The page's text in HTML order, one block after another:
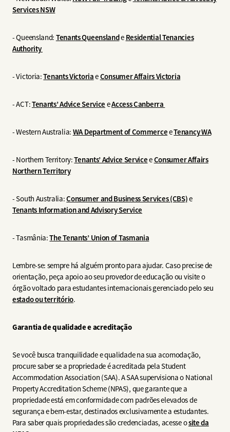
Services NSW
- Queensland: Tenants Queenslande Residential Tenancies
Authority
- Victoria:Tenants VictoriaeConsumer Affairs Victoria
- ACT:Tenants’ Advice Service eAccess Canberra
- Western Australia: WA Department of CommerceeTenancy WA
- Northern Territory:Tenants’ Advice ServiceeConsumer Affairs
Northern Territory
- South Australia:Consumer and Business Services (CBS)e
Tenants Information and Advisory Service
- Tasmânia:The Tenants’ Union of Tasmania
Lembre-se: sempre há alguém pronto para ajudar. Caso precise de
orientação, peça apoio ao seu provedor de educação ou visite o
órgão voltado para estudantes internacionais gerenciado pelo seu
estado ou território.
Garantia de qualidade e acreditação
Se você busca tranquilidade e qualidade na sua acomodação,
procure saber se a propriedade é acreditada pela Student
Accommodation Association (SAA). A SAA supervisiona o National
Property Accreditation Scheme (NPAS), que garante que a
propriedade está em conformidade com padrões elevados de
segurança e bem-estar, destinados exclusivamente a estudantes.
Para saber quais propriedades são credenciadas, acesse osite da